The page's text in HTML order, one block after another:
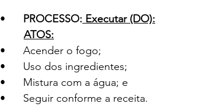
• PROCESSO: Executar (DO):
ATOS:
•      Acender o fogo;
•      Uso dos ingredientes;
•      Mistura com a água; e
•      Seguir conforme a receita.